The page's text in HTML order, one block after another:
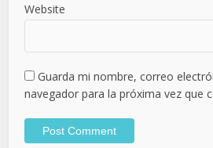
Website
Guarda mi nombre, correo
navegador para la próxima vez que